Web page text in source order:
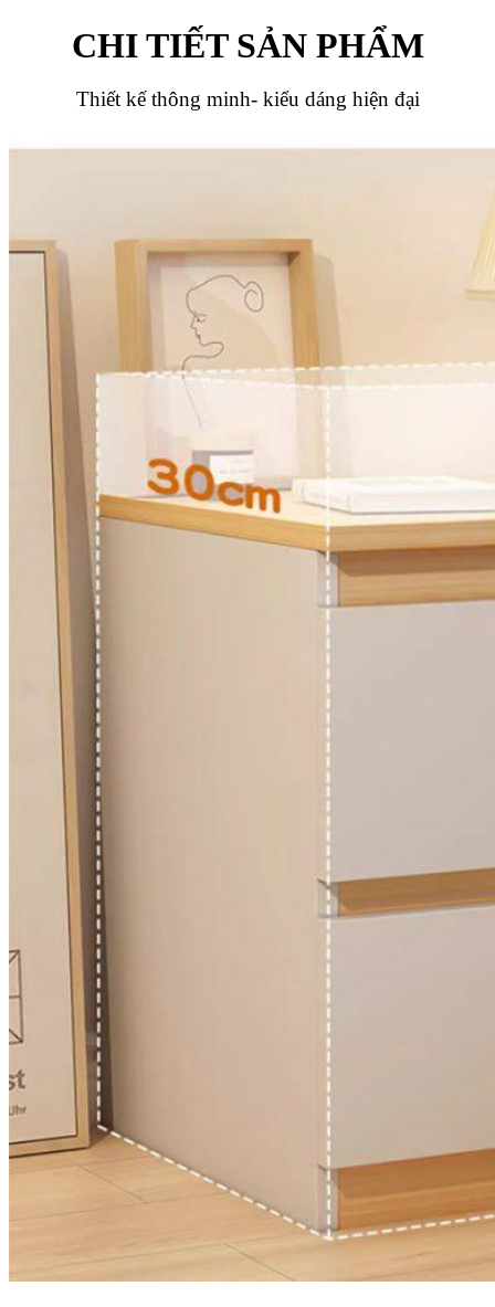
CHI TIẾT SẢN PHẨM
Thiết kế thông minh- kiểu dáng hiện đại